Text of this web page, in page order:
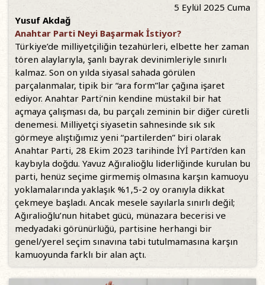
5 Eylül 2025 Cuma
Yusuf Akdağ
Anahtar Parti Neyi Başarmak İstiyor?
Türkiye’de milliyetçiliğin tezahürleri, elbette her zaman
tören alaylarıyla, şanlı bayrak devinimleriyle sınırlı
kalmaz. Son on yılda siyasal sahada görülen
parçalanmalar, tipik bir “ara form”lar çağına işaret
ediyor. Anahtar Parti’nin kendine müstakil bir hat
açmaya çalışması da, bu parçalı zeminin bir diğer cüretli
denemesi. Milliyetçi siyasetin sahnesinde sık sık
görmeye alıştığımız yeni “partilerden” biri olarak
Anahtar Parti, 28 Ekim 2023 tarihinde İYİ Parti’den kan
kaybıyla doğdu. Yavuz Ağıralioğlu liderliğinde kurulan bu
parti, henüz seçime girmemiş olmasına karşın kamuoyu
yoklamalarında yaklaşık %1,5-2 oy oranıyla dikkat
çekmeye başladı. Ancak mesele sayılarla sınırlı değil;
Ağıralioğlu’nun hitabet gücü, münazara becerisi ve
medyadaki görünürlüğü, partisine herhangi bir
genel/yerel seçim sınavına tabi tutulmamasına karşın
kamuoyunda farklı bir alan açtı.